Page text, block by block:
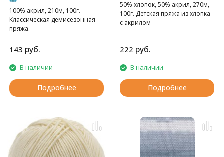
100% акрил, 210м, 100г.
Классическая демисезонная
пряжа.
143 руб.
В наличии
Подробнее
50% хлопок, 50% акрил, 270м,
100г. Детская пряжа из хлопка
с акрилом
222 руб.
В наличии
Подробнее